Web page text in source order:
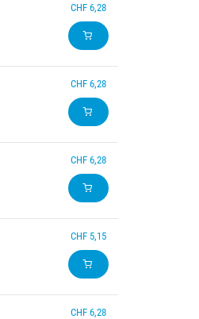
CHF 6,28
CHF 6,28
CHF 6,28
CHF 5,15
CHF 6,28